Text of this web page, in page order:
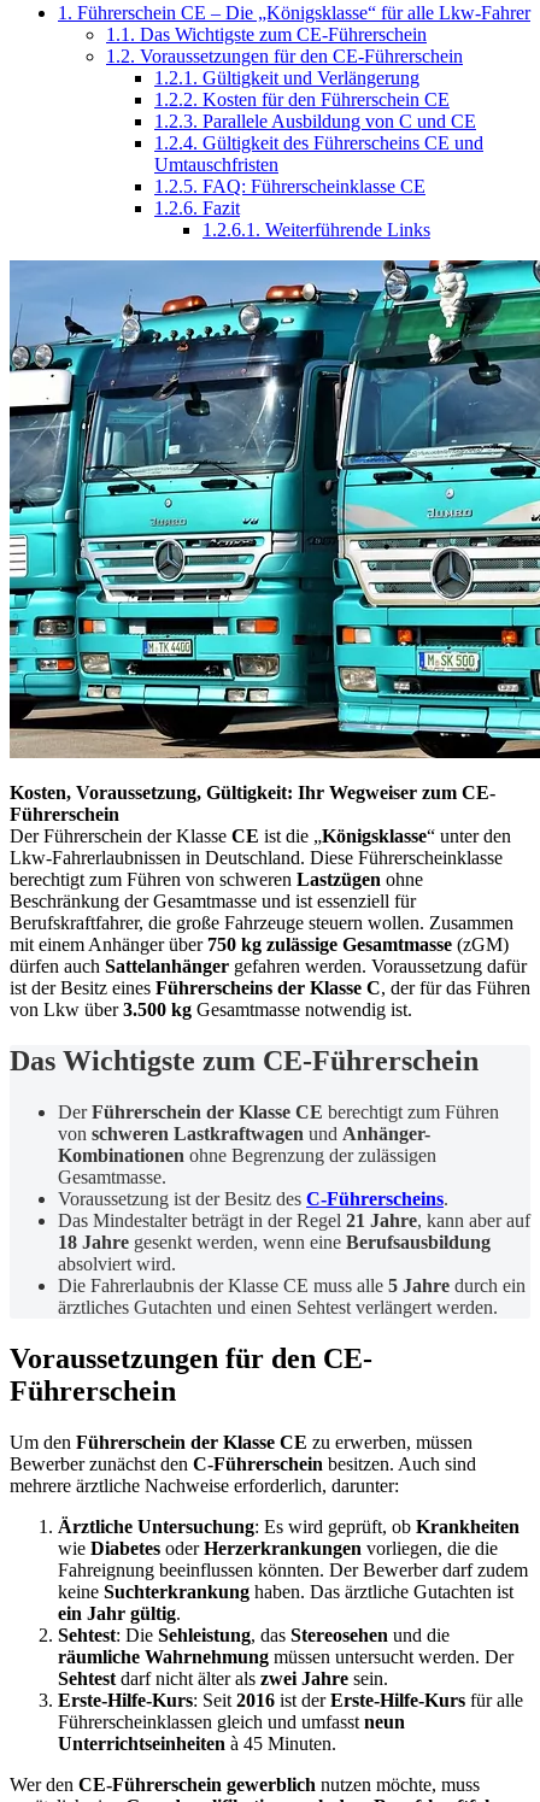
1. Führerschein CE – Die „Königsklasse“ für alle Lkw-Fahrer
1.1. Das Wichtigste zum CE-Führerschein
1.2. Voraussetzungen für den CE-Führerschein
1.2.1. Gültigkeit und Verlängerung
1.2.2. Kosten für den Führerschein CE
1.2.3. Parallele Ausbildung von C und CE
1.2.4. Gültigkeit des Führerscheins CE und
Umtauschfristen
1.2.5. FAQ: Führerscheinklasse CE
1.2.6. Fazit
1.2.6.1. Weiterführende Links
Kosten, Voraussetzung, Gültigkeit: Ihr Wegweiser zum CE-
Führerschein
Der Führerschein der Klasse CE ist die „Königsklasse“ unter den
Lkw-Fahrerlaubnissen in Deutschland. Diese Führerscheinklasse
berechtigt zum Führen von schweren Lastzügen ohne
Beschränkung der Gesamtmasse und ist essenziell für
Berufskraftfahrer, die große Fahrzeuge steuern wollen. Zusammen
mit einem Anhänger über 750 kg zulässige Gesamtmasse (zGM)
dürfen auch Sattelanhänger gefahren werden. Voraussetzung dafür
ist der Besitz eines Führerscheins der Klasse C, der für das Führen
von Lkw über3.500 kg Gesamtmasse notwendig ist.
Das Wichtigste zum CE-Führerschein
DerFührerschein der Klasse CE berechtigt zum Führen
von schweren Lastkraftwagen und Anhänger-
Kombinationen ohne Begrenzung der zulässigen
Gesamtmasse.
Voraussetzung ist der Besitz des C-Führerscheins.
Das Mindestalter beträgt in der Regel 21 Jahre, kann aber auf
18 Jahre gesenkt werden, wenn eine Berufsausbildung
absolviert wird.
Die Fahrerlaubnis der Klasse CE muss alle 5 Jahre durch ein
ärztliches Gutachten und einen Sehtest verlängert werden.
Voraussetzungen für den CE-
Führerschein
Um den Führerschein der Klasse CE zu erwerben, müssen
Bewerber zunächst den C-Führerschein besitzen. Auch sind
mehrere ärztliche Nachweise erforderlich, darunter:
Ärztliche Untersuchung: Es wird geprüft, ob Krankheiten
wie Diabetes oderHerzerkrankungen vorliegen, die die
Fahreignung beeinflussen könnten. Der Bewerber darf zudem
keine Suchterkrankung haben. Das ärztliche Gutachten ist
ein Jahr gültig.
Sehtest: Die Sehleistung, das Stereosehen und die
räumliche Wahrnehmung müssen untersucht werden. Der
Sehtest darf nicht älter als zwei Jahre sein.
Erste-Hilfe-Kurs: Seit 2016 ist derErste-Hilfe-Kurs für alle
Führerscheinklassen gleich und umfasst neun
Unterrichtseinheiten à 45 Minuten.
Wer den CE-Führerschein gewerblich nutzen möchte, muss